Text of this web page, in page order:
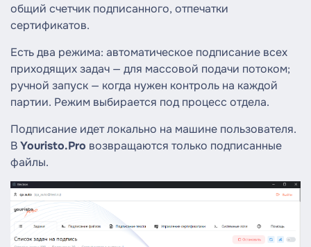
общий счетчик подписанного, отпечатки
сертификатов.
Есть два режима: автоматическое подписание всех
приходящих задач — для массовой подачи потоком;
ручной запуск — когда нужен контроль на каждой
партии. Режим выбирается под процесс отдела.
Подписание идет локально на машине пользователя.
ВYouristo.Pro возвращаются только подписанные
файлы.